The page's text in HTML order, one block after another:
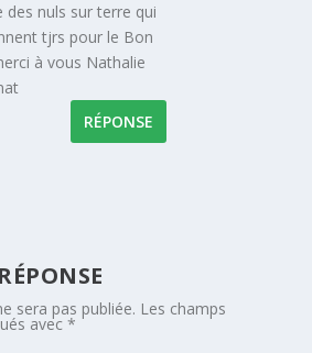
des nuls sur terre qui
tjrs pour le Bon
à vous Nathalie
RÉPONSE
sera pas publiée. Les champs
avec*